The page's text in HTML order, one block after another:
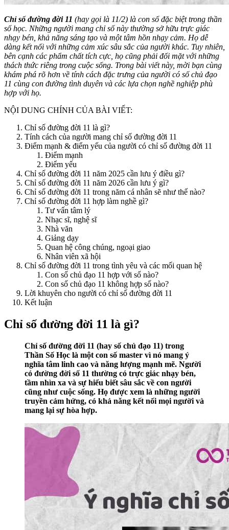
Chỉ số đường đời 11 (hay gọi là 11/2) là con số đặc biệt trong thần
số học. Những người mang chỉ số này thường sở hữu trực giác
nhạy bén, khả năng sáng tạo và một tâm hồn nhạy cảm. Họ dễ
dàng kết nối với những cảm xúc sâu sắc của người khác. Tuy nhiên,
bên cạnh các phẩm chất tích cực, họ cũng phải đối mặt với những
thách thức riêng trong cuộc sống. Trong bài viết này, mời bạn cùng
khám phá rõ hơn về tính cách đặc trưng của người có số chủ đạo
11 cùng con đường tình duyên và các lựa chọn nghề nghiệp phù
hợp với họ.
NỘI DUNG CHÍNH CỦA BÀI VIẾT:
Chỉ số đường đời 11 là gì?
Tính cách của người mang chỉ số đường đời 11
Điểm mạnh & điểm yếu của người có chỉ số đường đời 11
Điểm mạnh
Điểm yếu
Chỉ số đường đời 11 năm 2025 cần lưu ý điều gì?
Chỉ số đường đời 11 năm 2026 cần lưu ý gì?
Chỉ số đường đời 11 trong năm cá nhân sẽ như thế nào?
Chỉ số đường đời 11 hợp làm nghề gì?
Tư vấn tâm lý
Nhạc sĩ, nghệ sĩ
Nhà văn
Giảng dạy
Quan hệ công chúng, ngoại giao
Nhân viên xã hội
Chỉ số đường đời 11 trong tình yêu và các mối quan hệ
Con số chủ đạo 11 hợp với số nào?
Con số chủ đạo 11 không hợp số nào?
Lời khuyên cho người có chỉ số đường đời 11
Kết luận
Chỉ số đường đời 11 là gì?
Chỉ số đường đời 11 (hay số chủ đạo 11) trong
Thần Số Học là một con số master vì nó mang ý
nghĩa tâm linh cao và năng lượng mạnh mẽ. Người
có đường đời số 11 thường có trực giác nhạy bén,
tầm nhìn xa và sự hiểu biết sâu sắc về con người
cũng như cuộc sống. Họ được xem là những người
truyền cảm hứng, có khả năng kết nối mọi người và
mang lại sự hòa hợp.